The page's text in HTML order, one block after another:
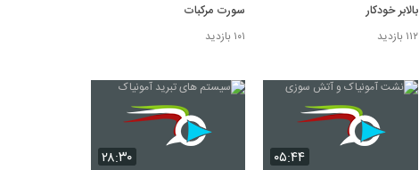
بالابر خودکار
۱۱۲ بازدید
سورت مرکبات
۱۰۱ بازدید
۰۵:۴۴ ۲۸:۳۰